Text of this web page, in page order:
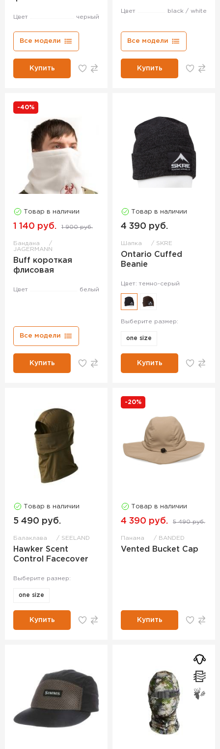
Цвет черный
Все модели
Купить
Цвет black / white
Все модели
Купить
-40%
Товар в наличии
1 140 руб. 1 900 руб.
Бандана
JAGERMANN
Buff короткая
флисовая
Цвет белый
Все модели
Купить
Товар в наличии
4 390 руб.
Шапка SKRE
Ontario Cuffed
Beanie
Цвет: темно-серый
Выберите размер:
one size
Купить
Товар в наличии
5 490 руб.
Балаклава SEELAND
Hawker Scent
Control Facecover
Выберите размер:
one size
Купить
-20%
Товар в наличии
4 390 руб. 5 490 руб.
Панама BANDED
Vented Bucket Cap
Купить